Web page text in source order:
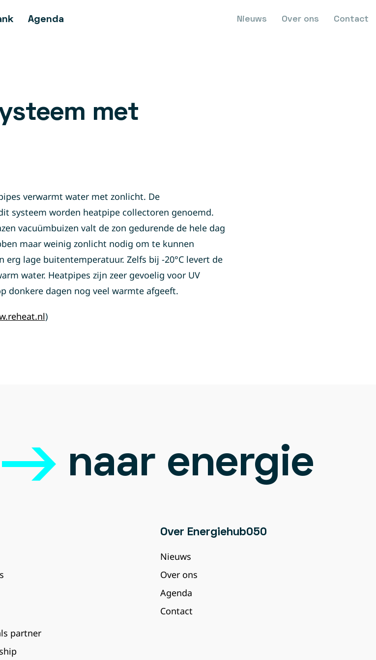
Agenda Nieuws Over ons Contact
met
verwarmt water met zonlicht. De
systeem worden heatpipe collectoren genoemd.
vacuümbuizen valt de zon gedurende de hele dag
maar weinig zonlicht nodig om te kunnen
erg lage buitentemperatuur. Zelfs bij -20°C levert de
water. Heatpipes zijn zeer gevoelig voor UV
donkere dagen nog veel warmte afgeeft.
)
naar energie
partner
Over Energiehub050
Nieuws
Over ons
Agenda
Contact